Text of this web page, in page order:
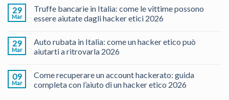
29
Mar
Truffe bancarie in Italia: come le vittime possono
essere aiutate dagli hacker etici 2026
29
Mar
Auto rubata in Italia: come un hacker etico può
aiutarti a ritrovarla 2026
09
Mar
Come recuperare un account hackerato: guida
completa con l’aiuto di un hacker etico 2026